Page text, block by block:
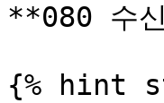
**080 수
{% hint